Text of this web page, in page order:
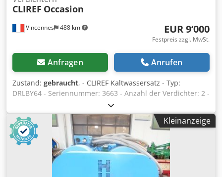
Vincennes 488 km
CLIREF Occasion
EUR 9’000
Festpreis zzgl. MwSt.
Anfragen Anrufen
Zustand: gebraucht, - CLIREF Kaltwassersatz - Typ:
DRLBY64 - Seriennummer: 3663 - Anzahl der Verdichter: 2 -
Ausführung: halbhermetisch - Leistung: 70 kW - Spannung:
380 V - Frequenz: 50 Hz - Baujahr: 1984 - Mit 1
luftgekühltem Verflüssiger - Fabrikat: Copeland - Typ:
D6DA3500A - COPELAND HALBHERMETISCHER
KOLBENVERDICHTER D6SH-3500 - Seriennummer:
2010J4262 - Ausführung: halbhermetischer
Kolbenverdichter - Zylinderanzahl: 6 Suchen Sie eine
Kleinanzeige